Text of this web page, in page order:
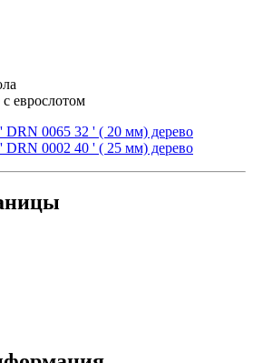
еврослотом
0065 32 ' ( 20 мм) дерево
0002 40 ' ( 25 мм) дерево